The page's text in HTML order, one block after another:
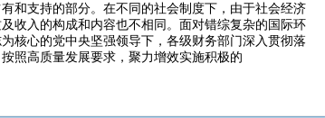
和支持的部分。在不同的社会制度下，由于社会经济
收入的构成和内容也不相同。面对错综复杂的国际环
核心的党中央坚强领导下，各级财务部门深入贯彻落
照高质量发展要求，聚力增效实施积极的